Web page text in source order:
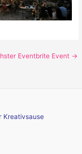
Eventbrite Event →
Kreativsause